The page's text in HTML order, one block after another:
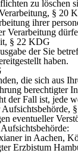
zu löschen
§ 20
ihrer
Verarbeitung
§ 22 KDG
der Sie
haben.
die sich aus
berechtigter
der Fall ist, jede
eventueller
in Aachen,
Erzbistum